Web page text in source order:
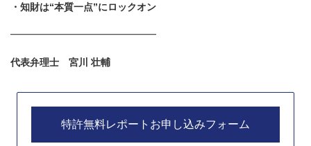
・知財は“本質一点”にロックオン
━━━━━━━━━━━━━━━
代表弁理士 宮川 壮輔
特許無料レポートお申し込みフォーム